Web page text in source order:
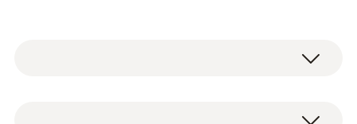
ISO 标定证书 带 9 个标定点的压力：0 / 5 / 10